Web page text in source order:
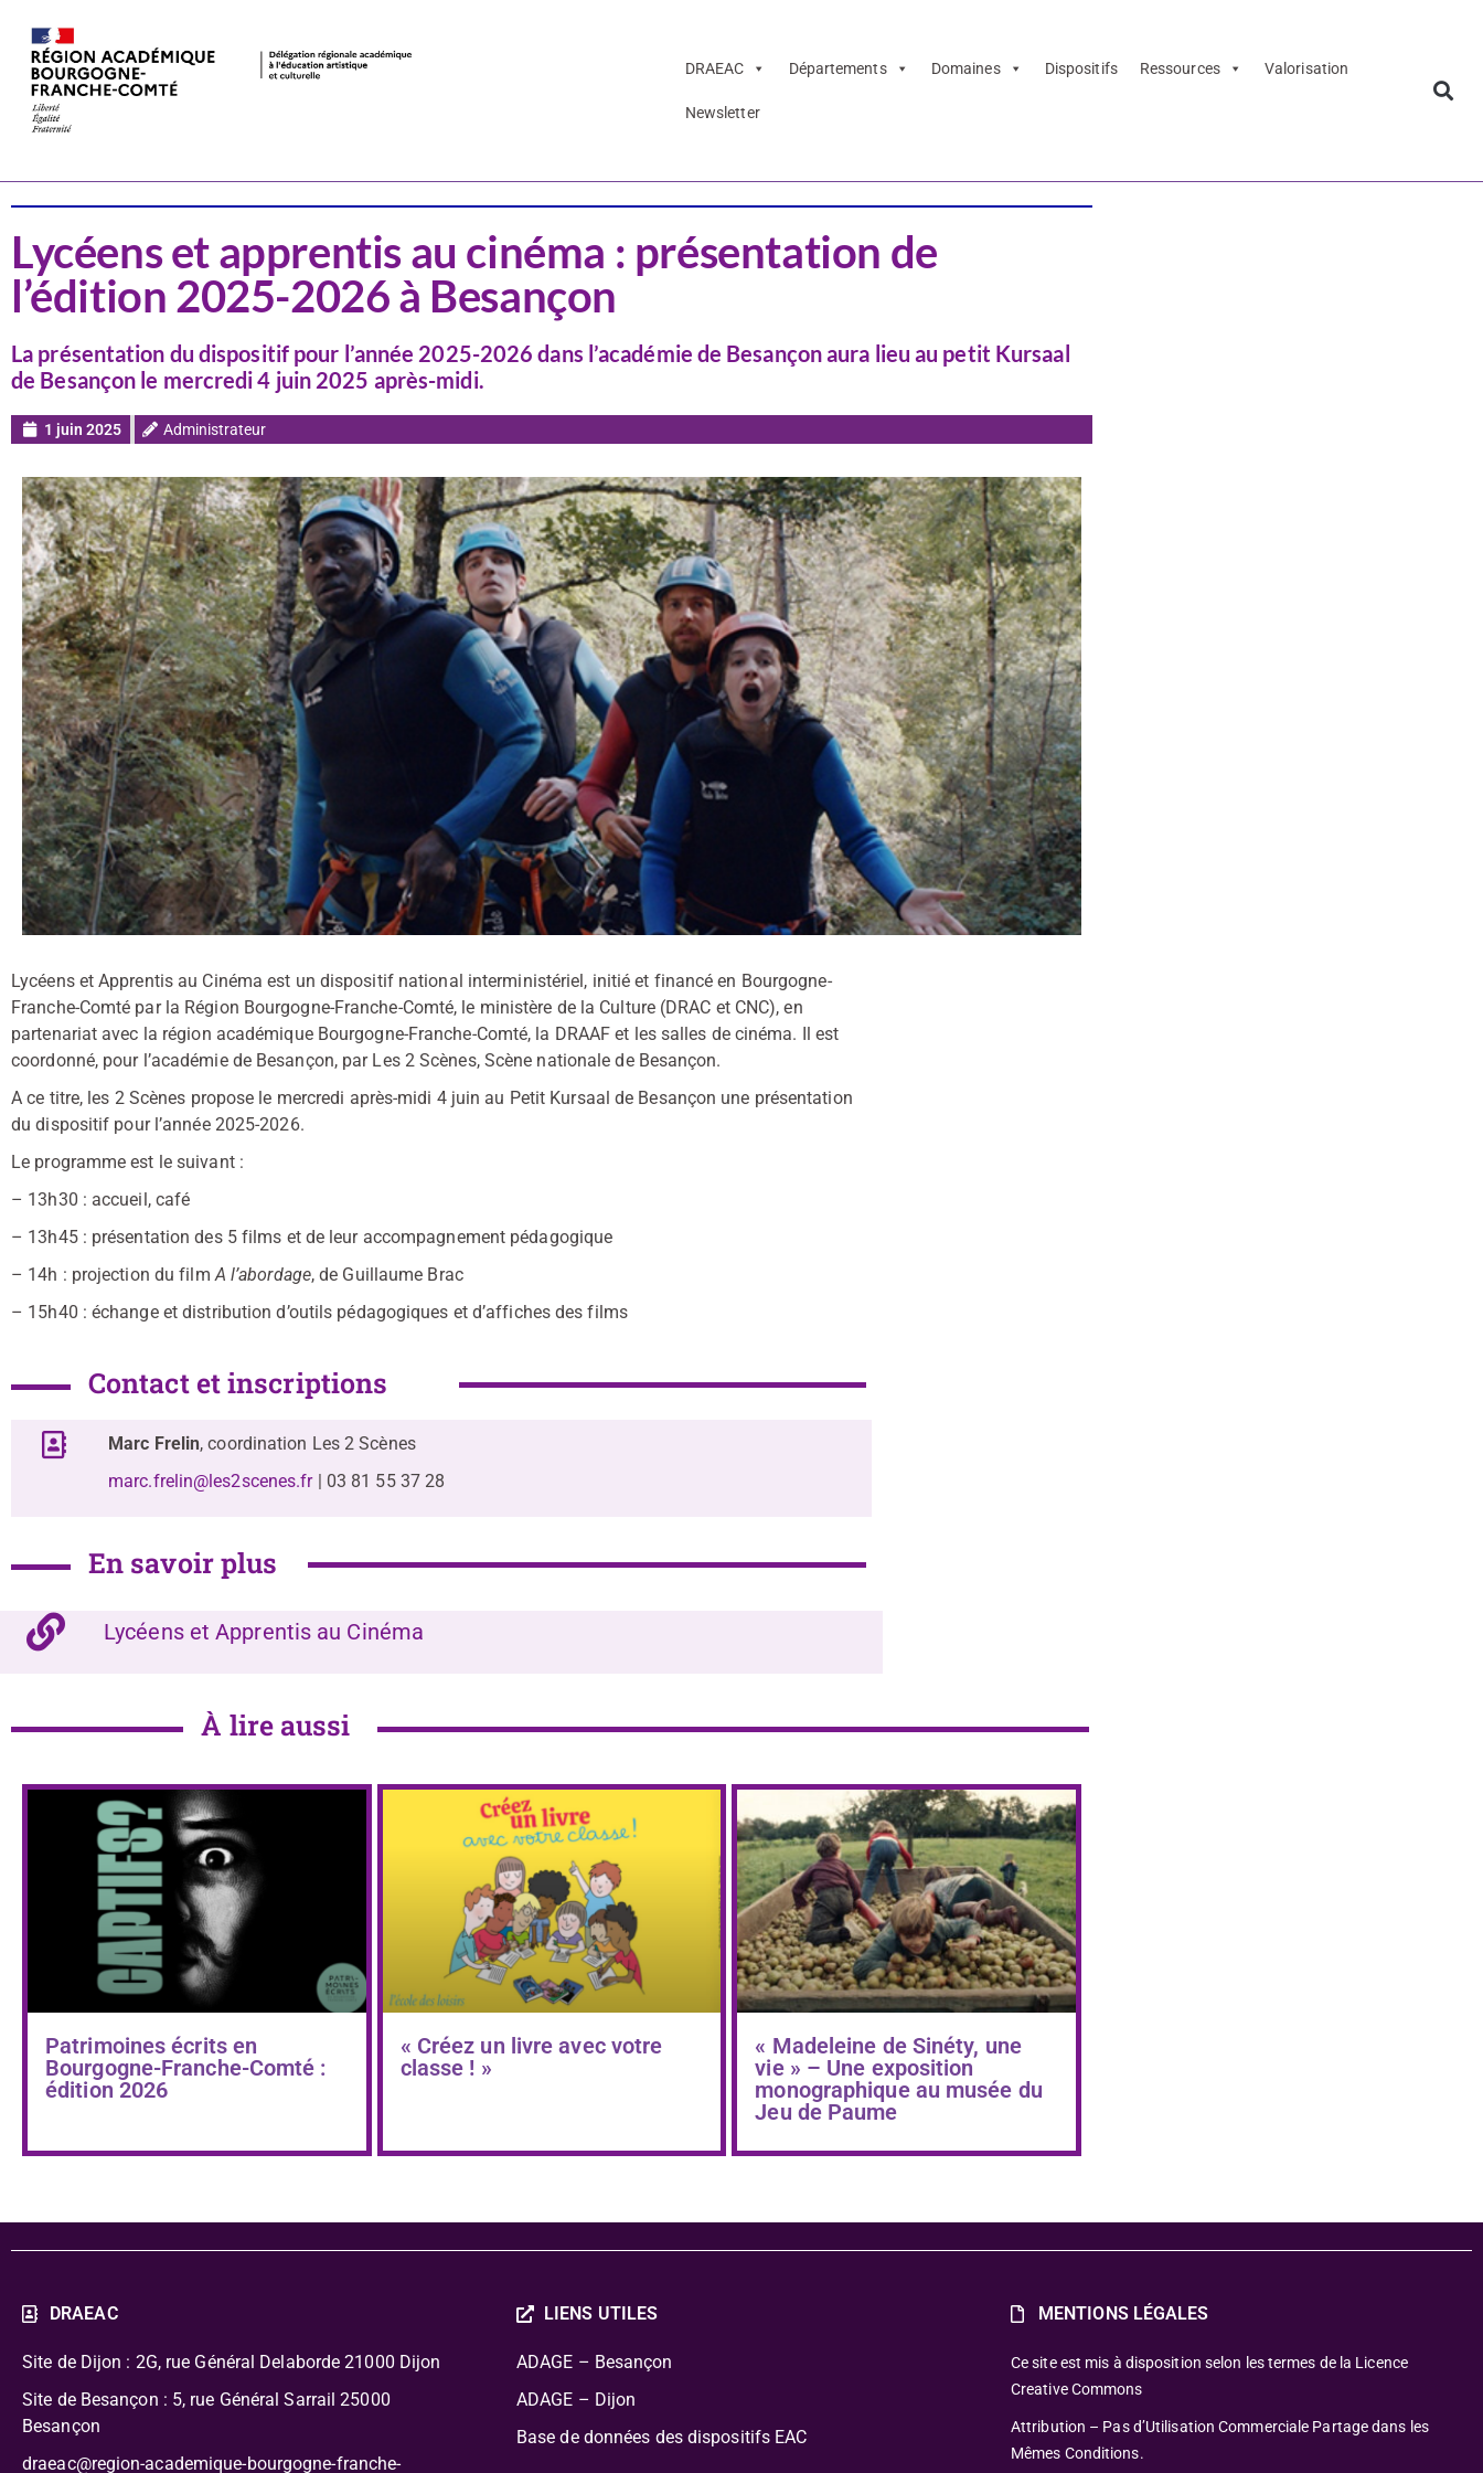
DRAEAC Départements Domaines Dispositifs Ressources Valorisation
Newsletter
Lycéens et apprentis au cinéma : présentation de
l’édition 2025-2026 à Besançon
La présentation du dispositif pour l’année 2025-2026 dans l’académie de Besançon aura lieu au petit Kursaal
de Besançon le mercredi 4 juin 2025 après-midi.
1 juin 2025 Administrateur
Lycéens et Apprentis au Cinéma est un dispositif national interministériel, initié et financé en Bourgogne-
Franche-Comté par la Région Bourgogne-Franche-Comté, le ministère de la Culture (DRAC et CNC), en
partenariat avec la région académique Bourgogne-Franche-Comté, la DRAAF et les salles de cinéma. Il est
coordonné, pour l’académie de Besançon, par Les 2 Scènes, Scène nationale de Besançon.
A ce titre, les 2 Scènes propose le mercredi après-midi 4 juin au Petit Kursaal de Besançon une présentation
du dispositif pour l’année 2025-2026.
Le programme est le suivant :
– 13h30 : accueil, café
– 13h45 : présentation des 5 films et de leur accompagnement pédagogique
– 14h : projection du film A l’abordage, de Guillaume Brac
– 15h40 : échange et distribution d’outils pédagogiques et d’affiches des films
Contact et inscriptions
Marc Frelin, coordination Les 2 Scènes
marc.frelin@les2scenes.fr| 03 81 55 37 28
En savoir plus
Lycéens et Apprentis au Cinéma
À lire aussi
Patrimoines écrits en
Bourgogne-Franche-Comté :
édition 2026
« Créez un livre avec votre
classe ! »
« Madeleine de Sinéty, une
vie » – Une exposition
monographique au musée du
Jeu de Paume
DRAEAC
Site de Dijon : 2G, rue Général Delaborde 21000 Dijon
Site de Besançon : 5, rue Général Sarrail 25000
Besançon
draeac@region-academique-bourgogne-franche-
LIENS UTILES
ADAGE – Besançon
ADAGE – Dijon
Base de données des dispositifs EAC
MENTIONS LÉGALES
Ce site est mis à disposition selon les termes de la Licence
Creative Commons
Attribution – Pas d’Utilisation Commerciale Partage dans les
Mêmes Conditions.